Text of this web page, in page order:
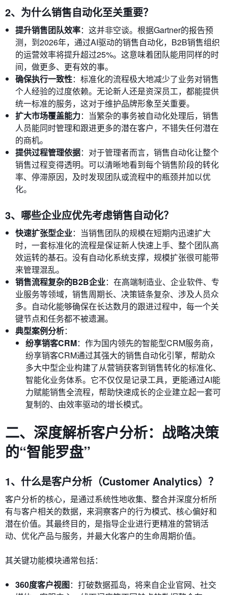
2、为什么销售自动化至关重要？
提升销售团队效率：这并非空谈。根据Gartner的报告预
测，到2026年，通过AI驱动的销售自动化，B2B销售组织
的运营效率将提升超过25%。这意味着团队能用同样的时
间，做更多、更有效的事。
确保执行一致性：标准化的流程极大地减少了业务对销售
个人经验的过度依赖。无论新人还是资深员工，都能提供
统一标准的服务，这对于维护品牌形象至关重要。
扩大市场覆盖能力：当繁杂的事务被自动化处理后，销售
人员能同时管理和跟进更多的潜在客户，不错失任何潜在
的商机。
提供过程管理依据：对于管理者而言，销售自动化让整个
销售过程变得透明。可以清晰地看到每个销售阶段的转化
率、停滞原因，及时发现团队或流程中的瓶颈并加以优
化。
3、哪些企业应优先考虑销售自动化？
快速扩张型企业：当销售团队的规模在短期内迅速扩大
时，一套标准化的流程是保证新人快速上手、整个团队高
效运转的基石。没有自动化系统支撑，规模扩张很可能带
来管理混乱。
销售流程复杂的B2B企业：在高端制造业、企业软件、专
业服务等领域，销售周期长、决策链条复杂、涉及人员众
多。自动化能够确保在长达数月的跟进过程中，每一个关
键节点和任务都不被遗漏。
典型案例分析：
纷享销客CRM：作为国内领先的智能型CRM服务商，
纷享销客CRM通过其强大的销售自动化引擎，帮助众
多大中型企业构建了从营销获客到销售转化的标准化、
智能化业务体系。它不仅仅是记录工具，更能通过AI能
力赋能销售全流程，帮助快速成长的企业建立起一套可
复制的、由效率驱动的增长模式。
二、深度解析客户分析：战略决策
的“智能罗盘”
1、什么是客户分析（Customer Analytics）？
客户分析的核心，是通过系统性地收集、整合并深度分析所
有与客户相关的数据，来洞察客户的行为模式、核心偏好和
潜在价值。其最终目的，是指导企业进行更精准的营销活
动、优化产品与服务，并最大化客户的生命周期价值。
其关键功能模块通常包括：
360度客户视图：打破数据孤岛，将来自企业官网、社交